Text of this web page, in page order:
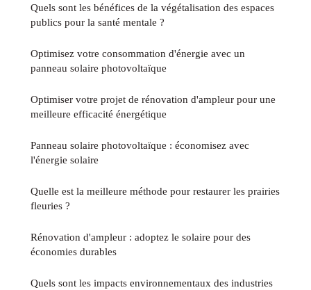
Quels sont les bénéfices de la végétalisation des espaces
publics pour la santé mentale ?
Optimisez votre consommation d'énergie avec un
panneau solaire photovoltaïque
Optimiser votre projet de rénovation d'ampleur pour une
meilleure efficacité énergétique
Panneau solaire photovoltaïque : économisez avec
l'énergie solaire
Quelle est la meilleure méthode pour restaurer les prairies
fleuries ?
Rénovation d'ampleur : adoptez le solaire pour des
économies durables
Quels sont les impacts environnementaux des industries